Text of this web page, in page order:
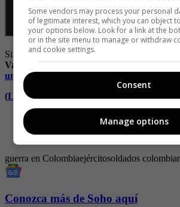
Sin más, lo dejamos con las imágenes
Vanessa Rojas.(La guerra continúa así es
una base de contraguerrilla
(La guerrillera y el soldado que se
Un ‘cobarde’ que enfrentó solo a 1200
El Instagram de la subteniente Rojas
1.0)
guerra en Colombiaejércitosoldados
Conozca más de Soho aquí
Some vendors may process your personal
of legitimate interest, which you can object
your options below. Look for a link at the
or in the site menu to manage or withdraw
and cookie settings.
Consent
Manage options